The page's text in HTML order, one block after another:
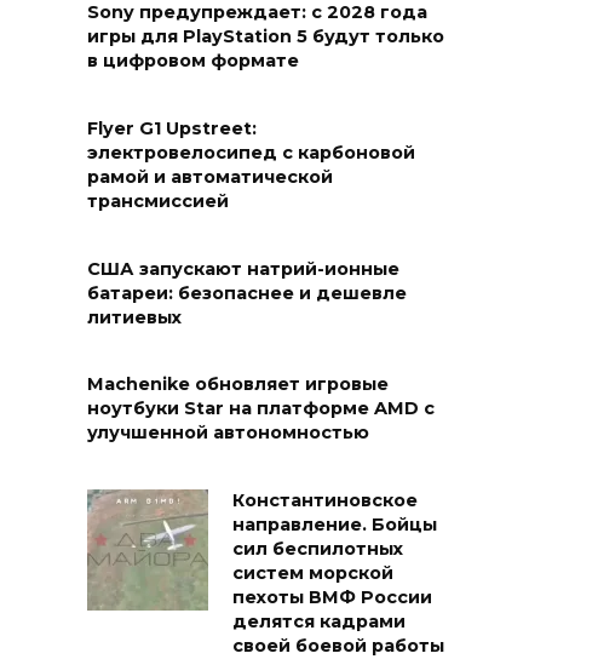
Sony предупреждает: с 2028 года
игры для PlayStation 5 будут только
в цифровом формате
Flyer G1 Upstreet:
электровелосипед с карбоновой
рамой и автоматической
трансмиссией
США запускают натрий-ионные
батареи: безопаснее и дешевле
литиевых
Machenike обновляет игровые
ноутбуки Star на платформе AMD с
улучшенной автономностью
Константиновское
направление. Бойцы
сил беспилотных
систем морской
пехоты ВМФ России
делятся кадрами
своей боевой работы